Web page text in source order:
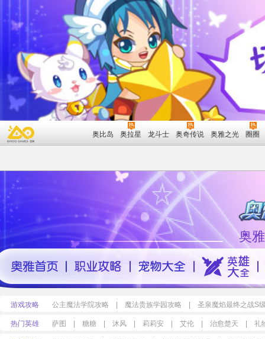
奥比岛 奥拉星 龙斗士 奥奇传说 奥雅之光 圈圈
奥
游戏攻略 公主魔法学院攻略 魔法贵族学园攻略 圣泉魔焰最终之战S
热门英雄 萨图 糖糖 沐风 莉莉安 艾伦 治愈楚天 礼